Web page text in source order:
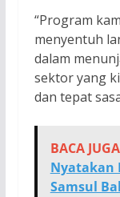
“Program
menyentuh
dalam
sektor yang
dan tepat
BACA
Nyatakan
Samsul